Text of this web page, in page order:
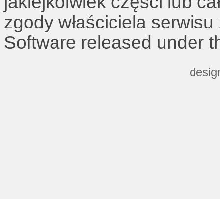
zgody właściciela
Software released under